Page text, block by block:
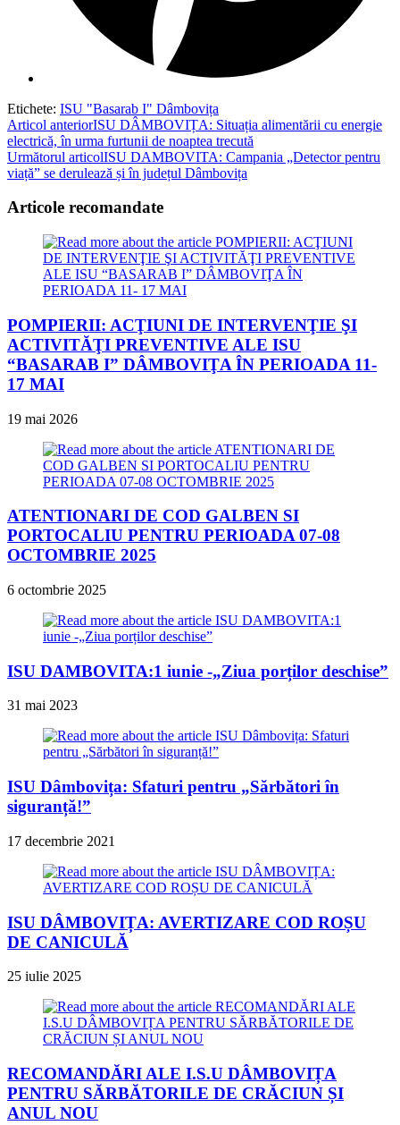
Etichete: ISU "Basarab I" Dâmbovița
Read
more
articles
Articol anteriorISU DÂMBOVIȚA: Situația alimentării cu energie
electrică, în urma furtunii de noaptea trecută
Următorul articolISU DAMBOVITA: Campania „Detector pentru
viață” se derulează și în județul Dâmbovița
Articole recomandate
POMPIERII: ACŢIUNI DE INTERVENŢIE ŞI
ACTIVITĂŢI PREVENTIVE ALE ISU
“BASARAB I” DÂMBOVIŢA ÎN PERIOADA 11-
17 MAI
19 mai 2026
ATENTIONARI DE COD GALBEN SI
PORTOCALIU PENTRU PERIOADA 07-08
OCTOMBRIE 2025
6 octombrie 2025
ISU DAMBOVITA:1 iunie -„Ziua porților deschise”
31 mai 2023
ISU Dâmbovița: Sfaturi pentru „Sărbători în
siguranță!”
17 decembrie 2021
ISU DÂMBOVIȚA: AVERTIZARE COD ROȘU
DE CANICULĂ
25 iulie 2025
RECOMANDĂRI ALE I.S.U DÂMBOVIȚA
PENTRU SĂRBĂTORILE DE CRĂCIUN ȘI
ANUL NOU